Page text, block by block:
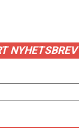
NYHETSBREV